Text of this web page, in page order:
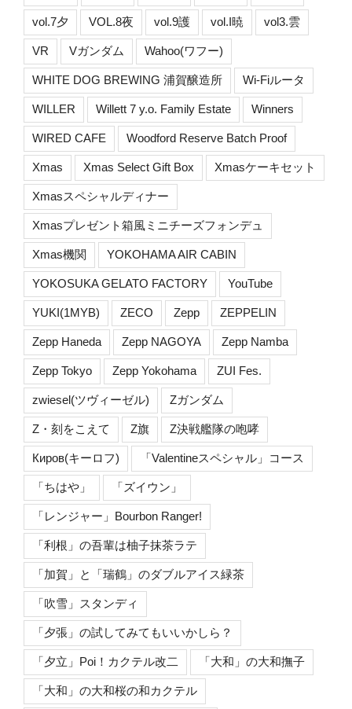
vol.7夕 VOL.8夜 vol.9護 vol.I暁 vol3.雲
VR Vガンダム Wahoo(ワフー)
WHITE DOG BREWING 浦賀醸造所 Wi-Fiルータ
WILLER Willett 7 y.o. Family Estate Winners
WIRED CAFE Woodford Reserve Batch Proof
Xmas Xmas Select Gift Box Xmasケーキセット
Xmasスペシャルディナー
Xmasプレゼント箱風ミニチーズフォンデュ
Xmas機関 YOKOHAMA AIR CABIN
YOKOSUKA GELATO FACTORY YouTube
YUKI(1MYB) ZECO Zepp ZEPPELIN
Zepp Haneda Zepp NAGOYA Zepp Namba
Zepp Tokyo Zepp Yokohama ZUI Fes.
zwiesel(ツヴィーゼル) Zガンダム
Z・刻をこえて Z旗 Z決戦艦隊の咆哮
Киров(キーロフ) 「Valentineスペシャル」コース
「ちはや」 「ズイウン」
「レンジャー」Bourbon Ranger!
「利根」の吾輩は柚子抹茶ラテ
「加賀」と「瑞鶴」のダブルアイス緑茶
「吹雪」スタンディ
「夕張」の試してみてもいいかしら？
「夕立」Poi！カクテル改二 「大和」の大和撫子
「大和」の大和桜の和カクテル